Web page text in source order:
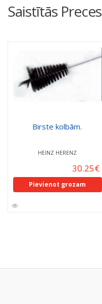
Saistītās Preces
Birste kolbām.
HEINZ HERENZ
30.25€
Pievienot grozam